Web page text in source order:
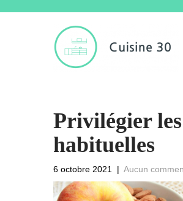
Privilégier
habituelles
6 octobre 2021 | Aucun